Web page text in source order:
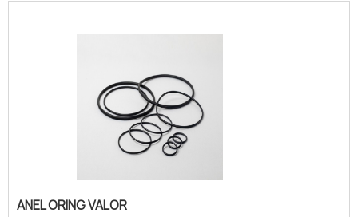
óleos e graxas de lubrificação.
ANEL ORING VALOR